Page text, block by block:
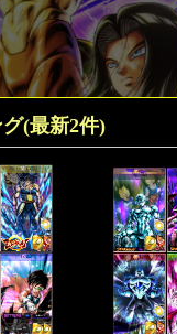
(最新2件)